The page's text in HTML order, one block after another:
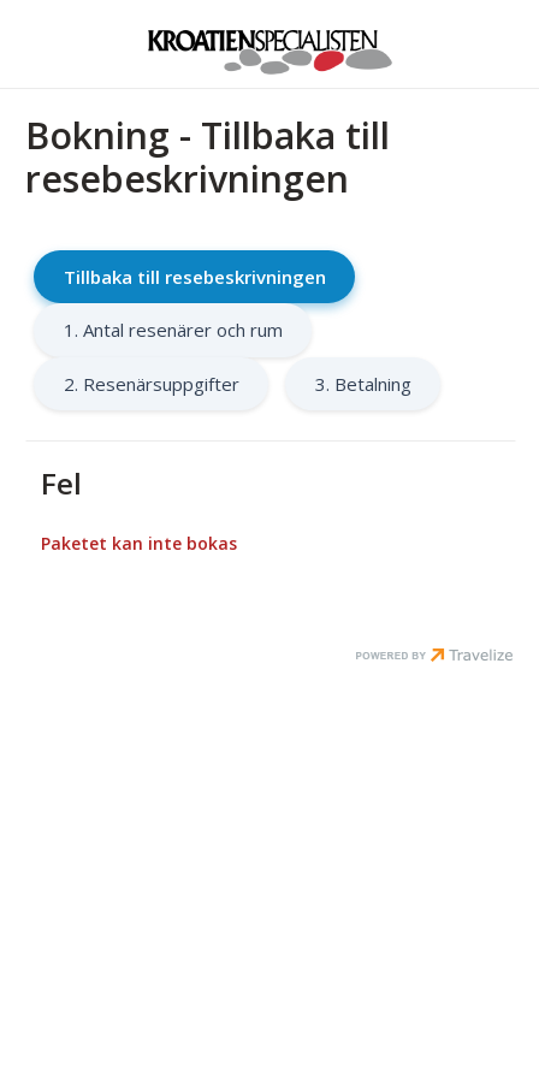
Bokning - Tillbaka till
resebeskrivningen
Tillbaka till resebeskrivningen
1. Antal resenärer och rum
2. Resenärsuppgifter 3. Betalning
Fel
Paketet kan inte bokas